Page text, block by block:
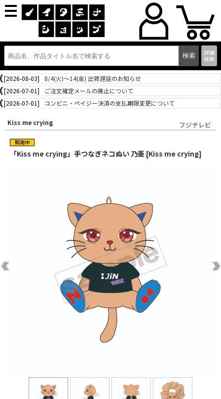
詳細
検索
[2026-08-03]
8/4(火)～14(金) 出荷遅延のお知らせ
[2026-07-01]
ご注文確定メールの廃止について
[2026-07-01]
コンビニ・ペイジー決済の支払期限変更について
Kiss me crying フジテレビ
「Kiss me crying」手つなぎネコぬい 乃亜 [Kiss me crying]